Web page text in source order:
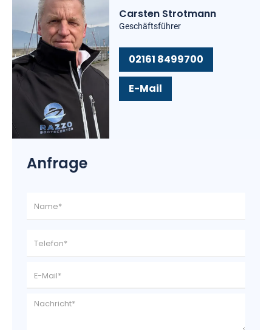
Carsten Strotmann
Geschäftsführer
02161 8499700
E-Mail
Anfrage